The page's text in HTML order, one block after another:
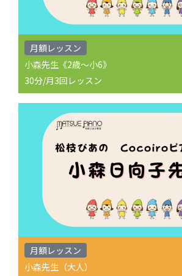
月額レッスン
小森先生《2歳～小6》
30分/月3回レッスン
月額レッスン
小森先生（大人）